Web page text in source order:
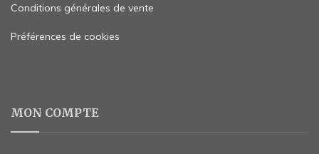
Conditions générales de vente
Préférences de cookies
MON COMPTE